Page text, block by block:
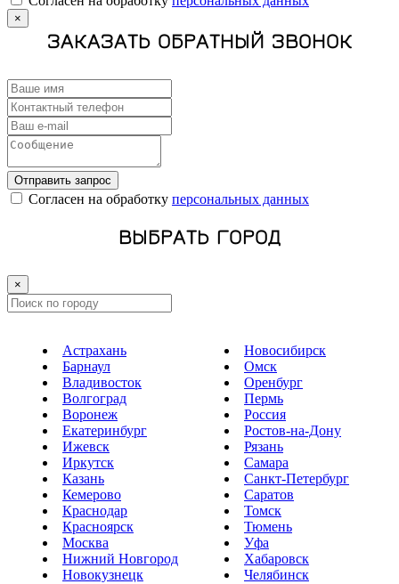
×
ЗАКАЗАТЬ ОБРАТНЫЙ ЗВОНОК
Отправить запрос
Cогласен на обработку персональных данных
ВЫБРАТЬ ГОРОД
×
Астрахань
Барнаул
Владивосток
Волгоград
Воронеж
Екатеринбург
Ижевск
Иркутск
Казань
Кемерово
Краснодар
Красноярск
Москва
Нижний Новгород
Новокузнецк
Новосибирск
Омск
Оренбург
Пермь
Россия
Ростов-на-Дону
Рязань
Самара
Санкт-Петербург
Саратов
Томск
Тюмень
Уфа
Хабаровск
Челябинск